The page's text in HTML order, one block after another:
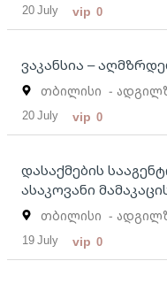
20 July vip 0
ვაკანსია –
თბილისი -
20 July vip 0
დასაქმების
ასაკოვანი
თბილისი -
19 July vip 0